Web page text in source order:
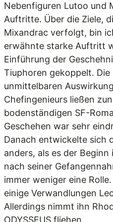
Nebenfiguren Lutoo und
Auftritte. Über die Ziele,
Mixandrac verfolgt, bin
erwähnte starke Auftritt
Einführung der
Tiuphoren gekoppelt.
unmittelbaren
Chefingenieurs ließen
bodenständigen SF-
Geschehen war sehr
Danach entwickelte sich
anders, als es der
nach seiner
immer weniger eine
einige Verwandlungen
Allerdings nimmt ihn
ODYSSEUS fliehen.